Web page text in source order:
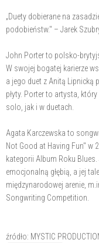
„Duety dobierane na
podobieństw." – Jarek
John Porter to polsko-
W swojej bogatej karierze
a jego duet z Anitą Lipnicką
płyty. Porter to artysta,
solo, jak i w duetach.
Agata Karczewska to
Not Good at Having Fun" w
kategorii Album Roku
emocjonalną głębią, a jej
międzynarodowej arenie,
Songwriting Competition.
źródło: MYSTIC